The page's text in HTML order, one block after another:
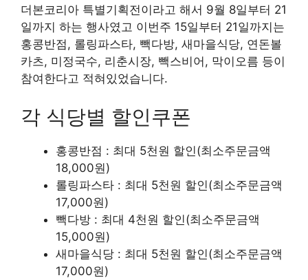
더본코리아 특별기획전이라고 해서 9월 8일부터 21
일까지 하는 행사였고 이번주 15일부터 21일까지는
홍콩반점, 롤링파스타, 빽다방, 새마을식당, 연돈볼
카츠, 미정국수, 리춘시장, 빽스비어, 막이오름 등이
참여한다고 적혀있었습니다.
각 식당별 할인쿠폰
홍콩반점 : 최대 5천원 할인(최소주문금액
18,000원)
롤링파스타 : 최대 5천원 할인(최소주문금액
17,000원)
빽다방 : 최대 4천원 할인(최소주문금액
15,000원)
새마을식당 : 최대 5천원 할인(최소주문금액
17,000원)